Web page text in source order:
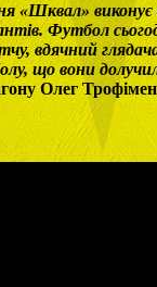
«Шквал» виконує
Футбол
вдячний
що вони
Олег